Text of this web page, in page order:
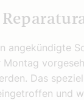
angekündigte
Das
und